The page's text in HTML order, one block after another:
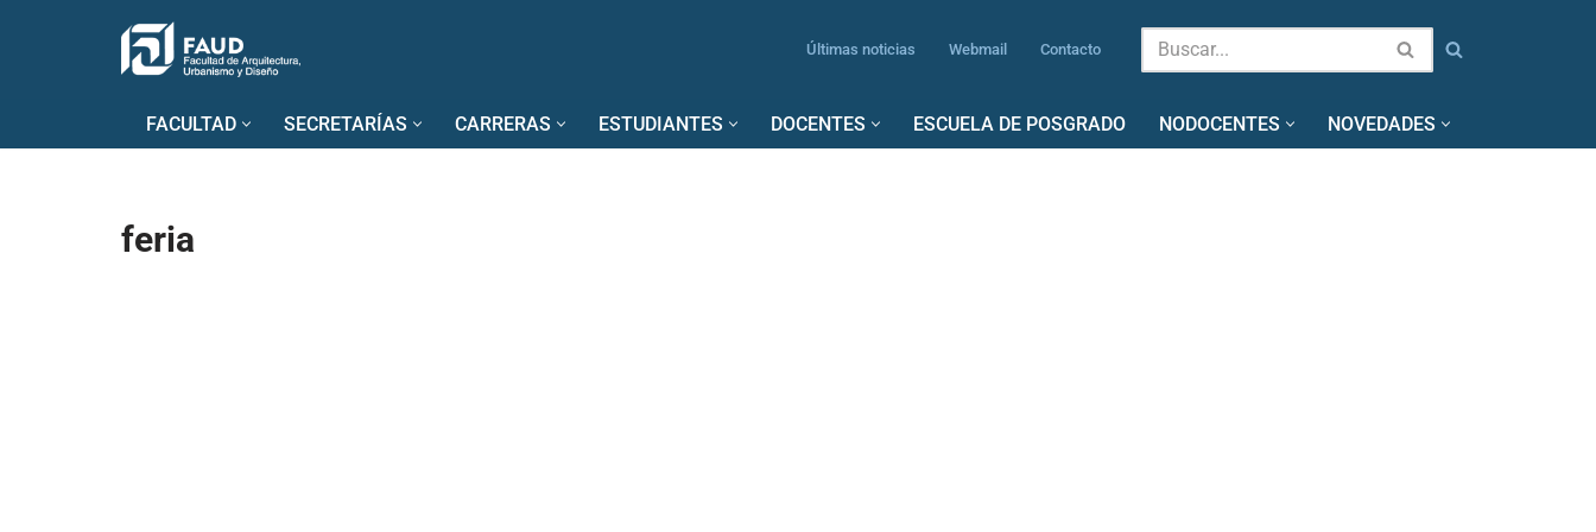
Últimas noticias Webmail Contacto
FACULTAD SECRETARÍAS CARRERAS ESTUDIANTES DOCENTES ESCUELA DE POSGRADO NODOCENTES NOVEDADES
feria